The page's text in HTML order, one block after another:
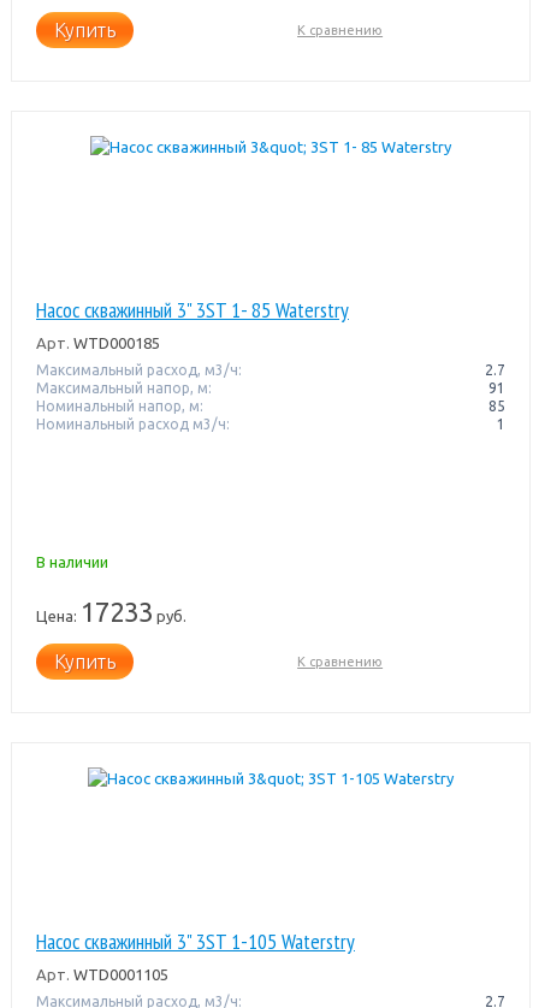
Купить К сравнению
Насос скважинный 3" 3ST 1- 85 Waterstry
Арт. WTD000185
Максимальный расход, м3/ч:
2.7
Максимальный напор, м:
91
Номинальный напор, м:
85
Номинальный расход м3/ч:
1
В наличии
Цена: 17233 руб.
Купить К сравнению
Насос скважинный 3" 3ST 1-105 Waterstry
Арт. WTD0001105
Максимальный расход, м3/ч:
2.7